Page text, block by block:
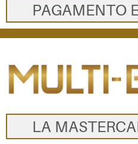
PAGAMENTO
LA